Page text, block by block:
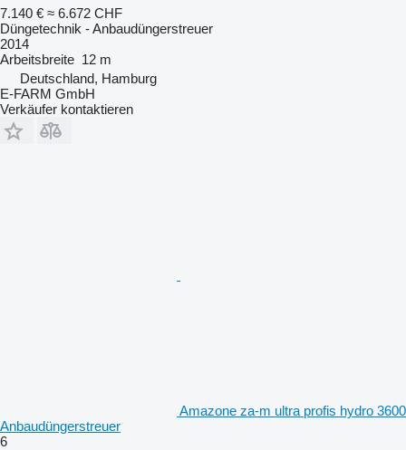
7.140 € ≈ 6.672 CHF
Düngetechnik - Anbaudüngerstreuer
2014
Arbeitsbreite 12 m
Deutschland, Hamburg
E-FARM GmbH
Verkäufer kontaktieren
Amazone za-m ultra profis hydro 3600
Anbaudüngerstreuer
6